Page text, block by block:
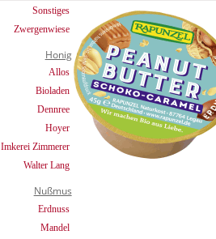
Sonstiges
Zwergenwiese
Honig
Allos
Bioladen
Dennree
Hoyer
Imkerei Zimmerer
Walter Lang
Nußmus
Erdnuss
Mandel